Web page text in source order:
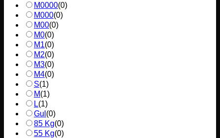
M0000(0)
M000(0)
M00(0)
M0(0)
M1(0)
M2(0)
M3(0)
M4(0)
S(1)
M(1)
L(1)
Gul (0)
85 Kg(0)
55 Kg(0)